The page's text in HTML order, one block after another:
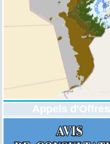
Appels d'Offres